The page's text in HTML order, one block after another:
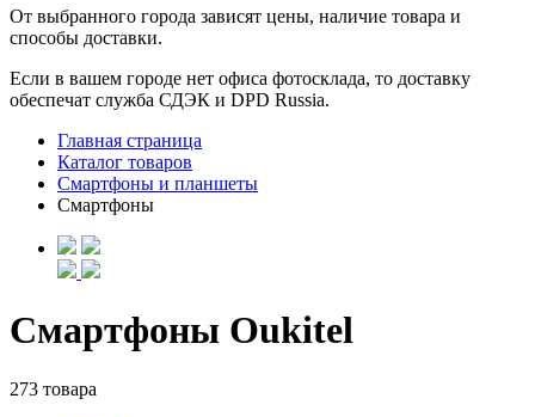
От выбранного города зависят цены, наличие товара и
способы доставки.
Если в вашем городе нет офиса фотосклада, то доставку
обеспечат служба СДЭК и DPD Russia.
Главная страница
Каталог товаров
Смартфоны и планшеты
Смартфоны
Смартфоны Oukitel
273 товара